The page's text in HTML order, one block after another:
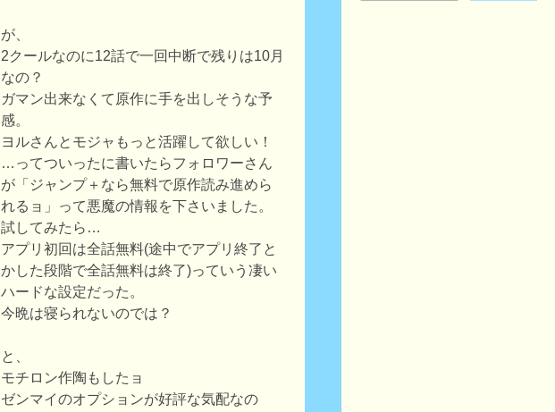
が、
2クールなのに12話で一回中断で残りは10月
なの？
ガマン出来なくて原作に手を出しそうな予
感。
ヨルさんとモジャもっと活躍して欲しい！
…ってついったに書いたらフォロワーさん
が「ジャンプ＋なら無料で原作読み進めら
れるョ」って悪魔の情報を下さいました。
試してみたら…
アプリ初回は全話無料(途中でアプリ終了と
かした段階で全話無料は終了)っていう凄い
ハードな設定だった。
今晩は寝られないのでは？
と、
モチロン作陶もしたョ
ゼンマイのオプションが好評な気配なの